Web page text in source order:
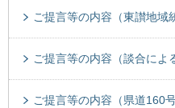
ご提言等の内容（東讃地域
ご提言等の内容（談合によ
ご提言等の内容（県道160